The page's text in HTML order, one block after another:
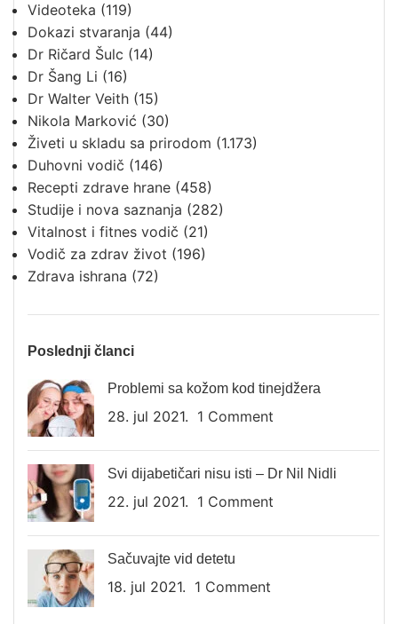
Videoteka (119)
Dokazi stvaranja (44)
Dr Ričard Šulc (14)
Dr Šang Li (16)
Dr Walter Veith (15)
Nikola Marković (30)
Živeti u skladu sa prirodom (1.173)
Duhovni vodič (146)
Recepti zdrave hrane (458)
Studije i nova saznanja (282)
Vitalnost i fitnes vodič (21)
Vodič za zdrav život (196)
Zdrava ishrana (72)
Poslednji članci
Problemi sa kožom kod tinejdžera
28. jul 2021. 1 Comment
Svi dijabetičari nisu isti – Dr Nil Nidli
22. jul 2021. 1 Comment
Sačuvajte vid detetu
18. jul 2021. 1 Comment